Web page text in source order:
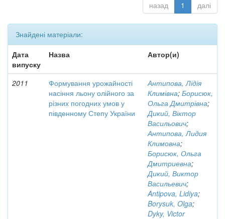
назад 1 далі
Знайдені матеріали:
Дата
випуску
Назва Автор(и)
2011
Формування урожайності
насіння льону олійного за
різних погодних умов у
південному Степу України
Антипова, Лідія
Климівна; Борисюк,
Ольга Дмитрівна;
Дикий, Віктор
Васильович;
Антипова, Лидия
Климовна;
Борисюк, Ольга
Дмитриевна;
Дикий, Виктор
Васильевич;
Antipova, Lidiya;
Borysuk, Olga;
Dyky, Victor